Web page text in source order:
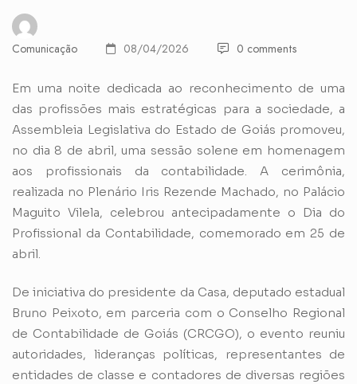
Comunicação 08/04/2026 0 comments
Em uma noite dedicada ao reconhecimento de uma
das profissões mais estratégicas para a sociedade, a
Assembleia Legislativa do Estado de Goiás promoveu,
no dia 8 de abril, uma sessão solene em homenagem
aos profissionais da contabilidade. A cerimônia,
realizada no Plenário Iris Rezende Machado, no Palácio
Maguito Vilela, celebrou antecipadamente o Dia do
Profissional da Contabilidade, comemorado em 25 de
abril.
De iniciativa do presidente da Casa, deputado estadual
Bruno Peixoto, em parceria com o Conselho Regional
de Contabilidade de Goiás (CRCGO), o evento reuniu
autoridades, lideranças políticas, representantes de
entidades de classe e contadores de diversas regiões